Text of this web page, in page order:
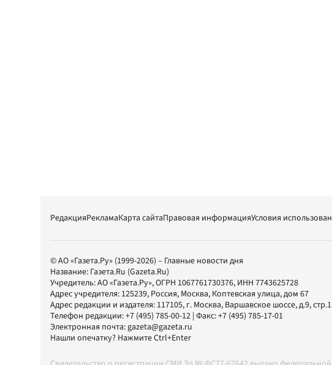
РедакцияРекламаКарта сайтаПравовая информацияУсловия
© АО «Газета.Ру» (1999-2026) – Главные новости дня
Название: Газета.Ru (Gazeta.Ru)
Учредитель:АО «Газета.Ру», ОГРН 1067761730376, ИНН 7743625728
Адрес учредителя: 125239, Россия, Москва, Коптевская улица, дом 67
Адрес редакции и издателя: 117105, г. Москва, Варшавское шоссе, д.9, стр.1
Телефон редакции:+7 (495) 785-00-12 | Факс:+7 (495) 785-17-01
Электронная почта:gazeta@gazeta.ru
Нашли опечатку? Нажмите Ctrl+Enter